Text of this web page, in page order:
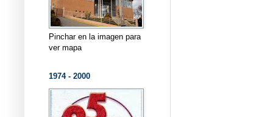
Pinchar en la imagen para
ver mapa
1974 - 2000